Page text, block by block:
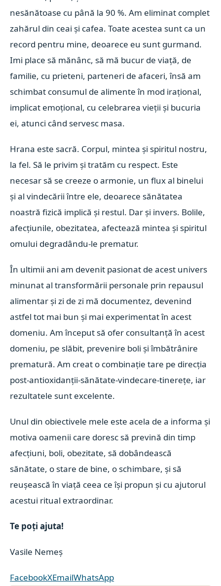
nesănătoase cu până la 90 %. Am eliminat complet
zahărul din ceai și cafea. Toate acestea sunt ca un
record pentru mine, deoarece eu sunt gurmand.
Imi place să mănânc, să mă bucur de viață, de
familie, cu prieteni, parteneri de afaceri, însă am
schimbat consumul de alimente în mod irațional,
implicat emoțional, cu celebrarea vieții și bucuria
ei, atunci când servesc masa.
Hrana este sacră. Corpul, mintea și spiritul nostru,
la fel. Să le privim și tratăm cu respect. Este
necesar să se creeze o armonie, un flux al binelui
și al vindecării între ele, deoarece sănătatea
noastră fizică implică și restul. Dar și invers. Bolile,
afecțiunile, obezitatea, afectează mintea și spiritul
omului degradându-le prematur.
În ultimii ani am devenit pasionat de acest univers
minunat al transformării personale prin repausul
alimentar și zi de zi mă documentez, devenind
astfel tot mai bun și mai experimentat în acest
domeniu.Am început să ofer consultanță în acest
domeniu, pe slăbit, prevenire boli și îmbătrânire
prematură. Am creat o combinație tare pe direcția
post-antioxidanții-sănătate-vindecare-tinerețe, iar
rezultatele sunt excelente.
Unul din obiectivele mele este acela de a informa și
motiva oamenii care doresc să prevină din timp
afecțiuni, boli, obezitate, să dobândească
sănătate, o stare de bine, o schimbare, și să
reușească în viață ceea ce își propun și cu ajutorul
acestui ritual extraordinar.
Te poți ajuta!
Vasile Nemeș
FacebookXEmailWhatsApp